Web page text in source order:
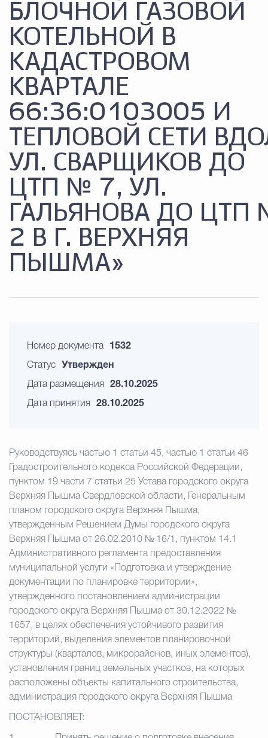
БЛОЧНОЙ ГАЗОВОЙ
КОТЕЛЬНОЙ В
КАДАСТРОВОМ
КВАРТАЛЕ
66:36:0103005 И
ТЕПЛОВОЙ СЕТИ
УЛ. СВАРЩИКОВ ДО
ЦТП № 7, УЛ.
ГАЛЬЯНОВА ДО ЦТП
2 В Г. ВЕРХНЯЯ
ПЫШМА»
Номер документа 1532
Статус Утвержден
Дата размещения 28.10.2025
Дата принятия 28.10.2025
Руководствуясь частью 1 статьи 45, частью 1 статьи 46
Градостроительного кодекса Российской Федерации,
пунктом 19 части 7 статьи 25 Устава городского округа
Верхняя Пышма Свердловской области, Генеральным
планом городского округа Верхняя Пышма,
утвержденным Решением Думы городского округа
Верхняя Пышма от 26.02.2010 № 16/1, пунктом 14.1
Административного регламента предоставления
муниципальной услуги «Подготовка и утверждение
документации по планировке территории»,
утвержденного постановлением администрации
городского округа Верхняя Пышма от 30.12.2022 №
1657, в целях обеспечения устойчивого развития
территорий, выделения элементов планировочной
структуры (кварталов, микрорайонов, иных элементов),
установления границ земельных участков, на которых
расположены объекты капитального строительства,
администрация городского округа Верхняя Пышма
ПОСТАНОВЛЯЕТ: